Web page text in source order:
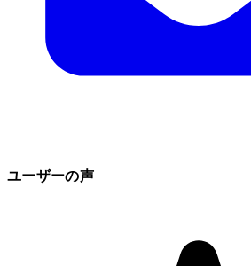
ユーザーの声